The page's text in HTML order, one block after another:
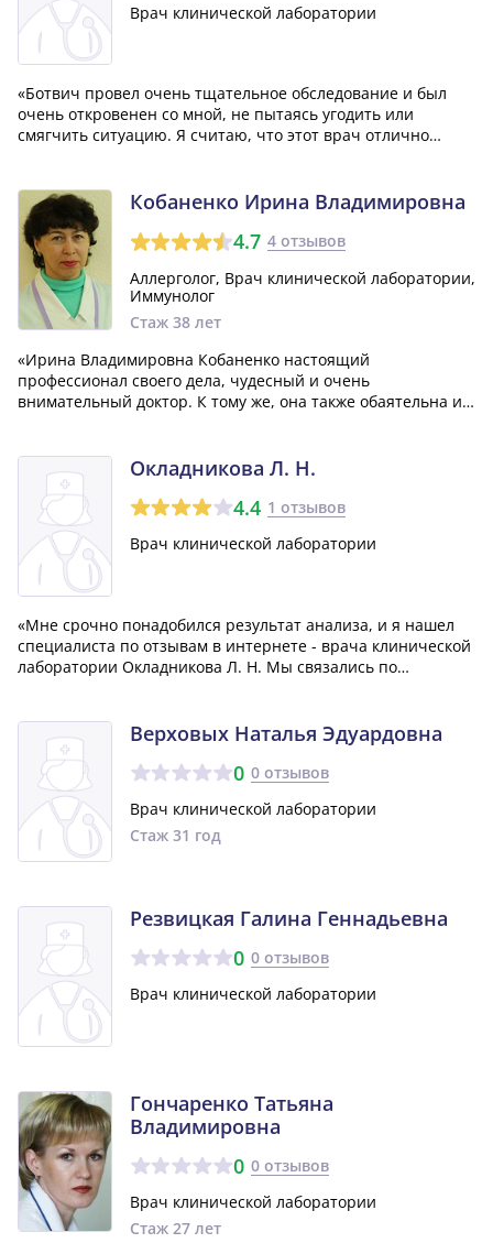
Врач клинической лаборатории
«Ботвич провел очень тщательное обследование и был
очень откровенен со мной, не пытаясь угодить или
смягчить ситуацию. Я считаю, что этот врач отлично
Рекомендую его всем таким пациентам...»
Кобаненко Ирина Владимировна
4.7 4 отзывов
Аллерголог, Врач клинической лаборатории,
Иммунолог
Стаж 38 лет
«Ирина Владимировна Кобаненко настоящий
профессионал своего дела, чудесный и очень
внимательный доктор. К тому же, она также обаятельна и
профессиональной деятельности!»
Окладникова Л. Н.
4.4 1 отзывов
Врач клинической лаборатории
«Мне срочно понадобился результат анализа, и я нашел
специалиста по отзывам в интернете - врача клинической
лаборатории Окладникова Л. Н. Мы связались по
уровень обслуживания и рад, что нашел нас...»
Верховых Наталья Эдуардовна
0 0 отзывов
Врач клинической лаборатории
Стаж 31 год
Резвицкая Галина Геннадьевна
0 0 отзывов
Врач клинической лаборатории
Гончаренко Татьяна
Владимировна
0 0 отзывов
Врач клинической лаборатории
Стаж 27 лет